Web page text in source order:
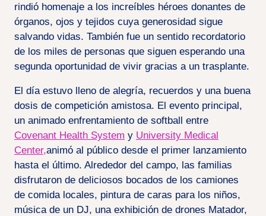
rindió homenaje a los increíbles héroes donantes de
órganos, ojos y tejidos cuya generosidad sigue
salvando vidas. También fue un sentido recordatorio
de los miles de personas que siguen esperando una
segunda oportunidad de vivir gracias a un trasplante.
El día estuvo lleno de alegría, recuerdos y una buena
dosis de competición amistosa. El evento principal,
un animado enfrentamiento de softball entre
Covenant Health System y University Medical
Center,animó al público desde el primer lanzamiento
hasta el último. Alrededor del campo, las familias
disfrutaron de deliciosos bocados de los camiones
de comida locales, pintura de caras para los niños,
música de un DJ, una exhibición de drones Matador,